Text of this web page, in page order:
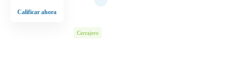
Calificar ahora
Cerrajero